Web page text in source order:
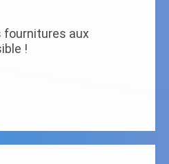
fournitures aux
!